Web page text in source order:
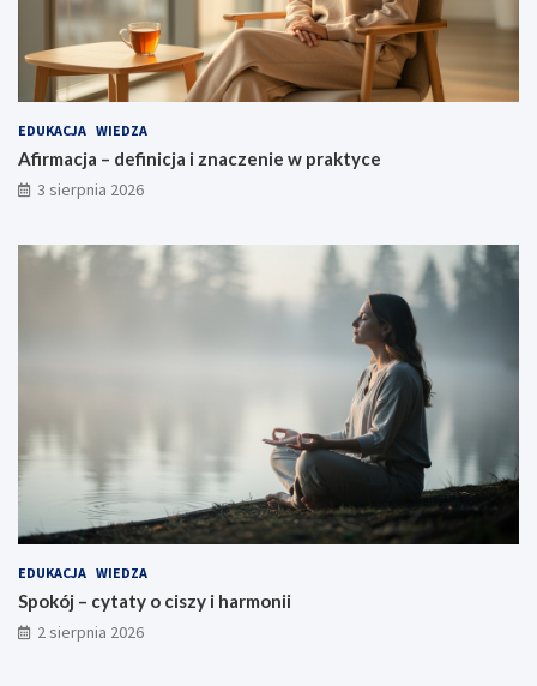
EDUKACJA WIEDZA
Afirmacja – definicja i znaczenie w praktyce
3 sierpnia 2026
EDUKACJA WIEDZA
Spokój – cytaty o ciszy i harmonii
2 sierpnia 2026